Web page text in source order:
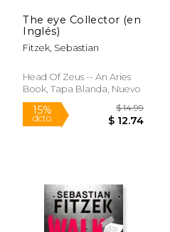
15% $ 20.23
The eye Collector (en
Inglés)
Fitzek, Sebastian
Head Of Zeus -- An Aries
Book, Tapa Blanda, Nuevo